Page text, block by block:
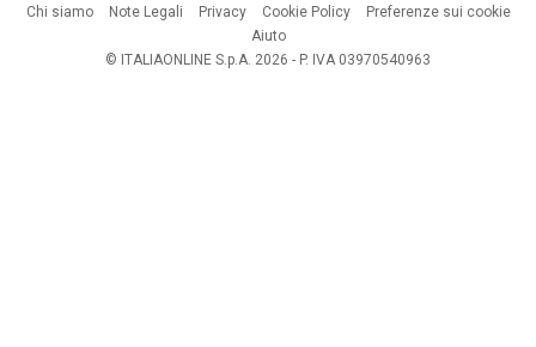
Chi siamo Note Legali Privacy Cookie Policy
Preferenze sui cookie
Aiuto
© ITALIAONLINE S.p.A. 2026 - P. IVA 03970540963